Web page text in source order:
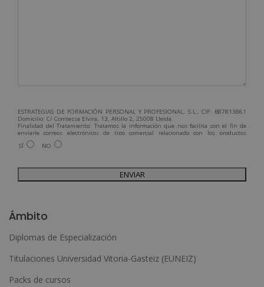
ESTRATEGIAS DE FORMACIÓN PERSONAL Y PROFESIONAL, S.L., CIF: B87813861
Domicilio: C/ Comtessa Elvira, 13, Altillo 2, 25008 Lleida.
Finalidad del Tratamiento: Tratamos la información que nos facilita con el fin de
enviarle correos electrónicos de tipo comercial relacionado con los productos
ofrecidos y otros tipo de productos que fueran de su interés.
Legitimación del tratamiento: Consentimiento del interesado.
Para más información consulte nuestra Política de Privacidad.
Desea recibir información comercial (vía telefónica y/o email):
SÍ NO
e
r
n
Ámbito
Diplomas de Especialización
Titulaciones Universidad Vitoria-Gasteiz (EUNEIZ)
Packs de cursos